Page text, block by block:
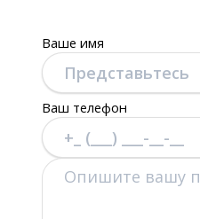
Ваше имя
Ваш телефон